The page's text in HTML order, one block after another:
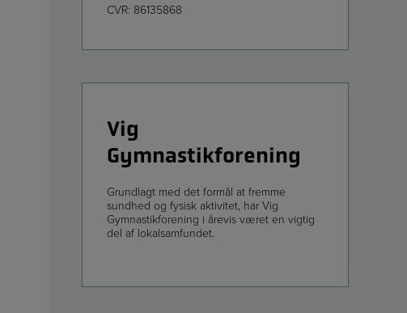
CVR: 86135868
Vig
Gymnastikforening
Grundlagt med det formål at fremme
sundhed og fysisk aktivitet, har Vig
Gymnastikforening i årevis været en vigtig
del af lokalsamfundet.